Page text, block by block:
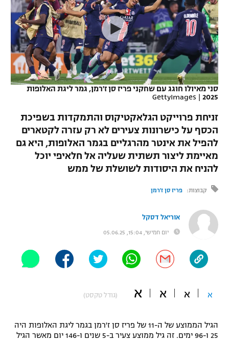
VOD
רץ ברשת
תוצאות
לוח שידורים
ברחבה
"מעל הליגה" – פודקאסט
תקנון עבור פעילות אלקטרה
נבחרת ישראל
מכבי חיפה
בית"ר ירושלים
מכבי תל אביב
הפועל חיפה
הפועל באר שבע
מכבי נתניה
בני יהודה
ליגה ספרדית
ליגה איטלקית
ליגה צרפתית
ליגה הולנדית
ליגה טורקית
ליגה סינית
ליגה ברזילאית
ליגות נוספות
כדורסל נשים
מכבי תל אביב
הפועל חולון
הפועל ירושלים
יורוליג
יורוקאפ
טניס
כדוריד
כדורעף
שחייה
ג'ודו
אגרוף
היאבקות WWE
אופניים
כדורמים
פוטבול אמריקאי NFL
סני מאיולו חוגג עם שחקני פריז סן ז'רמן, גמר ליגת האלופות
2025
|
GettyImages
זניחת פרוייקט הגלאקטיקוס והתמקדות בשפיכת
הכסף על כישרונות צעירים לא רק עזרה לקטארים
להפיל את אינטר מהרגליים בגמר האלופות, היא גם
מאיימת ליצור תשתית שעליה אל חלאיפי יוכל
להניח את היסודות לשושלת של ממש
קבוצות: פריז סן ז'רמן
אוריאל דסקל
יום חמישי, 15:04, 05.06.25
א א א א (גודל טקסט)
הגיל הממוצע של ה-11 של פריז סן ז'רמן בגמר ליגת האלופות היה
25 ו-96 ימים. זה גיל ממוצע צעיר ב-5 שנים ו-146 יום מאשר הגיל